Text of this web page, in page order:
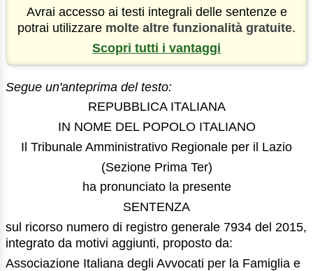
Avrai accesso ai testi integrali delle sentenze e
potrai utilizzare molte altre funzionalità gratuite.
Scopri tutti i vantaggi
Segue un'anteprima del testo:
REPUBBLICA ITALIANA
IN NOME DEL POPOLO ITALIANO
Il Tribunale Amministrativo Regionale per il Lazio
(Sezione Prima Ter)
ha pronunciato la presente
SENTENZA
sul ricorso numero di registro generale 7934 del 2015,
integrato da motivi aggiunti, proposto da:
Associazione Italiana degli Avvocati per la Famiglia e